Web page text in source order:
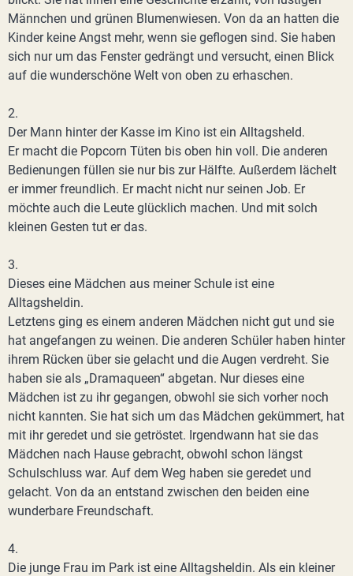
Männchen und grünen Blumenwiesen. Von da an hatten die
Kinder keine Angst mehr, wenn sie geflogen sind. Sie haben
sich nur um das Fenster gedrängt und versucht, einen Blick
auf die wunderschöne Welt von oben zu erhaschen.
2.
Der Mann hinter der Kasse im Kino ist ein Alltagsheld.
Er macht die Popcorn Tüten bis oben hin voll. Die anderen
Bedienungen füllen sie nur bis zur Hälfte. Außerdem lächelt
er immer freundlich. Er macht nicht nur seinen Job. Er
möchte auch die Leute glücklich machen. Und mit solch
kleinen Gesten tut er das.
3.
Dieses eine Mädchen aus meiner Schule ist eine
Alltagsheldin.
Letztens ging es einem anderen Mädchen nicht gut und sie
hat angefangen zu weinen. Die anderen Schüler haben hinter
ihrem Rücken über sie gelacht und die Augen verdreht. Sie
haben sie als „Dramaqueen“ abgetan. Nur dieses eine
Mädchen ist zu ihr gegangen, obwohl sie sich vorher noch
nicht kannten. Sie hat sich um das Mädchen gekümmert, hat
mit ihr geredet und sie getröstet. Irgendwann hat sie das
Mädchen nach Hause gebracht, obwohl schon längst
Schulschluss war. Auf dem Weg haben sie geredet und
gelacht. Von da an entstand zwischen den beiden eine
wunderbare Freundschaft.
4.
Die junge Frau im Park ist eine Alltagsheldin. Als ein kleiner